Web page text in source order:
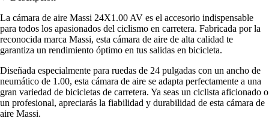
La cámara de aire Massi 24X1.00 AV es el accesorio indispensable
para todos los apasionados del ciclismo en carretera. Fabricada por la
reconocida marca Massi, esta cámara de aire de alta calidad te
garantiza un rendimiento óptimo en tus salidas en bicicleta.
Diseñada especialmente para ruedas de 24 pulgadas con un ancho de
neumático de 1.00, esta cámara de aire se adapta perfectamente a una
gran variedad de bicicletas de carretera. Ya seas un ciclista aficionado o
un profesional, apreciarás la fiabilidad y durabilidad de esta cámara de
aire Massi.